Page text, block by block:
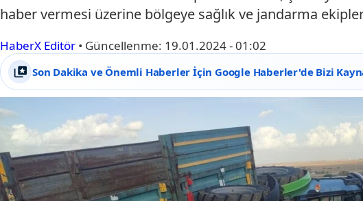
haber vermesi üzerine bölgeye sağlık ve jandarma
HaberX Editör • Güncellenme: 19.01.2024 - 01:02
Son Dakika ve Önemli Haberler İçin Google Haberler'de Bizi